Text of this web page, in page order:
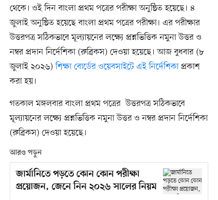
থেকে। ওই দিন বাংলা প্রথম পত্রের পরীক্ষা অনুষ্ঠিত হয়েছে। ৪
জুলাই অনুষ্ঠিত হয়েছে বাংলা প্রথম পত্রের পরীক্ষা। এর পরীক্ষার
উত্তরপত্র সঠিকভাবে মূল্যায়নের লক্ষ্যে প্রশ্নভিত্তিক নমুনা উত্তর ও
নম্বর প্রদান নির্দেশিকা (রুব্রিকস) দেওয়া হয়েছে। আজ বুধবার (৮
জুলাই ২০২৬)শিক্ষা বোর্ডের ওয়েবসাইটে এই নির্দেশিকাপ্রকাশ
করা হয়।
গতকাল মঙ্গলবার বাংলা প্রথম পত্রের উত্তরপত্র সঠিকভাবে
মূল্যায়নের লক্ষ্যে প্রশ্নভিত্তিক নমুনা উত্তর ও নম্বর প্রদান নির্দেশিকা
(রুব্রিকস) দেওয়া হয়েছে।
আরও পড়ুন
জার্মানিতে পড়তে কোন কোন পরীক্ষা
প্রয়োজন, জেনে নিন ২০২৬ সালের নিয়ম